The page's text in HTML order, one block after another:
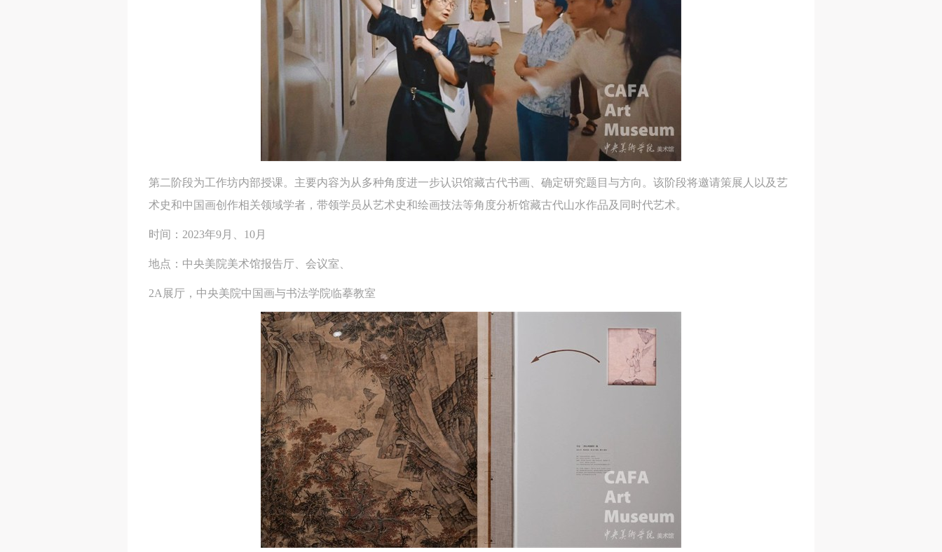
第二阶段为工作坊内部授课。主要内容为从多种角度进一步认识馆藏古代书画、确定研究题目与方向。该阶段将邀请策展人以及艺
术史和中国画创作相关领域学者，带领学员从艺术史和绘画技法等角度分析馆藏古代山水作品及同时代艺术。
时间：2023年9月、10月
地点：中央美院美术馆报告厅、会议室、
2A展厅，中央美院中国画与书法学院临摹教室
安全保险。活动中一旦出现事故，活动中任何非事故当事人及美术馆将不承
担人身事故的任何责任，但有互相援助的义务。参加活动的成员应当积极主
动的组织实施救援工作，但对事故本身不承担任何法律责任和经济责任。参
加本次活动者的人身安全不负有民事及相关连带责任。
参加活动者在此次活动期间应主动遵守美术馆活动秩序、维护美术馆场地及
展示、展览、馆藏艺术作品及衍生品的安全。活动中一旦因个人原因造成美
术馆场地、空间、艺术品、衍生品等受到不同程度的损失、破坏。活动中任
何非事故当事人及美术馆将不承担相应的责任与损失，应由参与活动者根据
参与活动者在参与活动时应当在美术馆工作人员及活动导师、教师指导下进
施，若参与者因个人原因在使用相应绘画工具、创作材料及配套设备、设施
造成个人受伤、伤害他人及造成相应工具、材料、设备或设施的故障或损
坏。参与活动者应当承当相应的全部责任，并主动赔偿相应的经济损失。活
动中任何非事故当事人及美术馆将不承担人身事故的任何责任。
中央美术学院美术馆肖像权许可使用协议
根据《中华人民共和国广告法》、《中华人民共和国民法通则》以及 最高人
民法院关于贯彻执行 《中华人民共和国民法通则》若干问题的意见（试行）>
的有关规定，为明确肖像许可方（甲方）和使用方（乙方）的权利义务关
系，经双方友好协商，甲乙双方就带有甲方肖像的作品的使用达成如下一致
协议：
一、 一般约定
（1）、甲方为本协议中的肖像权人，自愿将自己的肖像权许可乙方作符合本
安全保险。活动中一旦出现事故，活动中任何非事故当事人及美术馆将不承
担人身事故的任何责任，但有互相援助的义务。参加活动的成员应当积极主
动的组织实施救援工作，但对事故本身不承担任何法律责任和经济责任。参
加本次活动者的人身安全不负有民事及相关连带责任。
参加活动者在此次活动期间应主动遵守美术馆活动秩序、维护美术馆场地及
展示、展览、馆藏艺术作品及衍生品的安全。活动中一旦因个人原因造成美
术馆场地、空间、艺术品、衍生品等受到不同程度的损失、破坏。活动中任
何非事故当事人及美术馆将不承担相应的责任与损失，应由参与活动者根据
参与活动者在参与活动时应当在美术馆工作人员及活动导师、教师指导下进
施，若参与者因个人原因在使用相应绘画工具、创作材料及配套设备、设施
造成个人受伤、伤害他人及造成相应工具、材料、设备或设施的故障或损
坏。参与活动者应当承当相应的全部责任，并主动赔偿相应的经济损失。活
动中任何非事故当事人及美术馆将不承担人身事故的任何责任。
中央美术学院美术馆肖像权许可使用协议
根据《中华人民共和国广告法》、《中华人民共和国民法通则》以及 最高人
民法院关于贯彻执行 《中华人民共和国民法通则》若干问题的意见（试行）>
的有关规定，为明确肖像许可方（甲方）和使用方（乙方）的权利义务关
系，经双方友好协商，甲乙双方就带有甲方肖像的作品的使用达成如下一致
协议：
一、 一般约定
（1）、甲方为本协议中的肖像权人，自愿将自己的肖像权许可乙方作符合本
安全保险。活动中一旦出现事故，活动中任何非事故当事人及美术馆将不承
担人身事故的任何责任，但有互相援助的义务。参加活动的成员应当积极主
动的组织实施救援工作，但对事故本身不承担任何法律责任和经济责任。参
加本次活动者的人身安全不负有民事及相关连带责任。
参加活动者在此次活动期间应主动遵守美术馆活动秩序、维护美术馆场地及
展示、展览、馆藏艺术作品及衍生品的安全。活动中一旦因个人原因造成美
术馆场地、空间、艺术品、衍生品等受到不同程度的损失、破坏。活动中任
何非事故当事人及美术馆将不承担相应的责任与损失，应由参与活动者根据
参与活动者在参与活动时应当在美术馆工作人员及活动导师、教师指导下进
施，若参与者因个人原因在使用相应绘画工具、创作材料及配套设备、设施
造成个人受伤、伤害他人及造成相应工具、材料、设备或设施的故障或损
坏。参与活动者应当承当相应的全部责任，并主动赔偿相应的经济损失。活
动中任何非事故当事人及美术馆将不承担人身事故的任何责任。
中央美术学院美术馆肖像权许可使用协议
根据《中华人民共和国广告法》、《中华人民共和国民法通则》以及 最高人
民法院关于贯彻执行 《中华人民共和国民法通则》若干问题的意见（试行）>
的有关规定，为明确肖像许可方（甲方）和使用方（乙方）的权利义务关
系，经双方友好协商，甲乙双方就带有甲方肖像的作品的使用达成如下一致
协议：
一、 一般约定
（1）、甲方为本协议中的肖像权人，自愿将自己的肖像权许可乙方作符合本